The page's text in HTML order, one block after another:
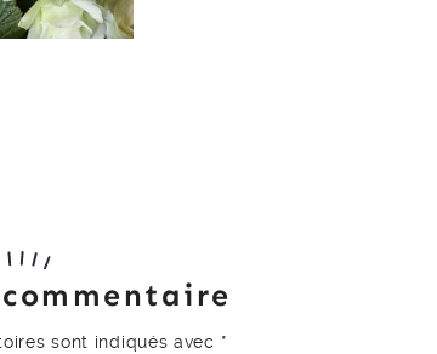
sont indiqués avec *